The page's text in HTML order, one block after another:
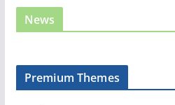
News
Premium Themes